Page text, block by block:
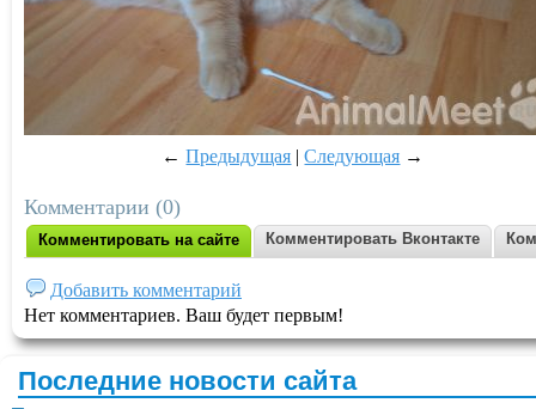
←Предыдущая |Следующая →
Комментарии (0)
Комментировать на сайте Комментировать Вконтакте
Добавить комментарий
Нет комментариев. Ваш будет первым!
Последние новости сайта